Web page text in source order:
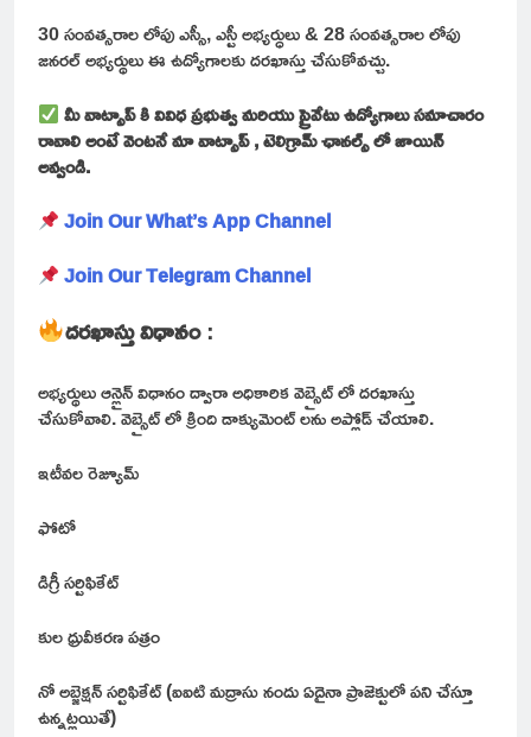
30 సంవత్సరాల లోపు ఎస్సీ, ఎస్టీ అభ్యర్ధులు & 28 సంవత్సరాల లోపు
జనరల్ అభ్యర్థులు ఈ ఉద్యోగాలకు దరఖాస్తు చేసుకోవచ్చు.
మీ వాట్సాప్ కి వివిధ ప్రభుత్వ మరియు ప్రైవేటు ఉద్యోగాలు సమాచారం
రావాలి అంటే వెంటనే మా వాట్సాప్ , టెలిగ్రామ్ ఛానల్స్ లో జాయిన్
అవ్వండి.
Join Our What’s App Channel
Join Our Telegram Channel
దరఖాస్తు విధానం:
అభ్యర్థులు ఆన్లైన్ విధానం ద్వారా అధికారిక వెబ్సైట్ లో దరఖాస్తు
చేసుకోవాలి. వెబ్సైట్ లో క్రింది డాక్యుమెంట్ లను అప్లోడ్ చేయాలి.
ఇటీవల రెజ్యూమ్
ఫోటో
డిగ్రీ సర్టిఫికేట్
కుల ధ్రువీకరణ పత్రం
నో అబ్జెక్షన్ సర్టిఫికేట్ (ఐఐటి మద్రాసు నందు ఏదైనా ప్రాజెక్టులో పని చేస్తూ
ఉన్నట్లయితే)